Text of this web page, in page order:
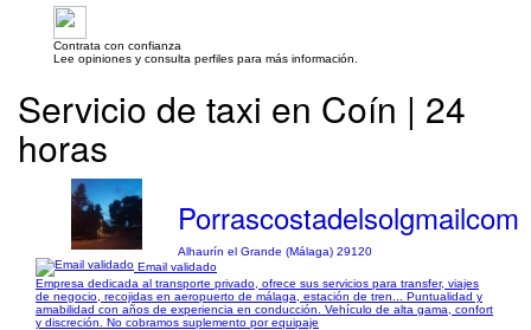
Contrata con confianza
Lee opiniones y consulta perfiles para más información.
Servicio de taxi en Coín | 24
horas
Porrascostadelsolgmailcom
Alhaurín el Grande (Málaga) 29120
Email validado
Empresa dedicada al transporte privado, ofrece sus servicios para transfer, viajes
de negocio, recojidas en aeropuerto de málaga, estación de tren... Puntualidad y
amabilidad con años de experiencia en conducción. Vehículo de alta gama, confort
y discreción. No cobramos suplemento por equipaje